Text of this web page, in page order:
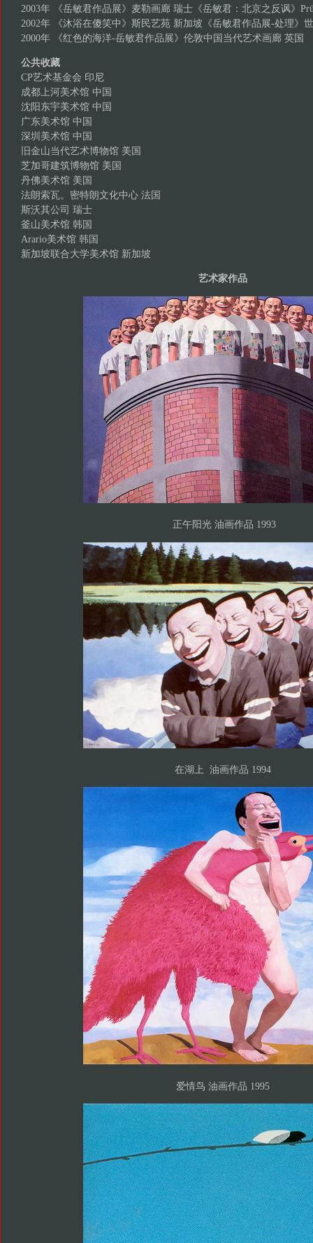
2003年 《岳敏君作品展》麦勒画廊 瑞士《岳敏君：北京之反讽》
2002年 《沐浴在傻笑中》斯民艺苑 新加坡《岳敏君作品展-处理》
2000年 《红色的海洋-岳敏君作品展》伦敦中国当代艺术画廊 英国
公共收藏
CP艺术基金会 印尼
成都上河美术馆 中国
沈阳东宇美术馆 中国
广东美术馆 中国
深圳美术馆 中国
旧金山当代艺术博物馆 美国
芝加哥建筑博物馆 美国
丹佛美术馆 美国
法朗索瓦。密特朗文化中心 法国
斯沃其公司 瑞士
釜山美术馆 韩国
Arario美术馆 韩国
新加坡联合大学美术馆 新加坡
艺术家作品
正午阳光 油画作品 1993
在湖上 油画作品 1994
爱情鸟 油画作品 1995